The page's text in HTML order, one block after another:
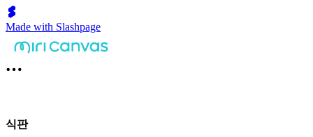
Made with Slashpage
식판